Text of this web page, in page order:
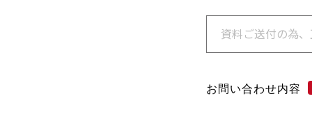
お問い合わせ内容